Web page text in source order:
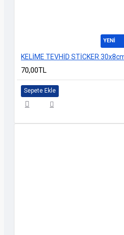
YENİ
KELİME TEVHİD STİCKER
70,00TL
Sepete Ekle